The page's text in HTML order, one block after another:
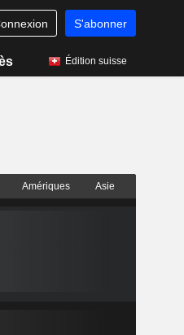
S'abonner
Édition suisse
Amériques Asie